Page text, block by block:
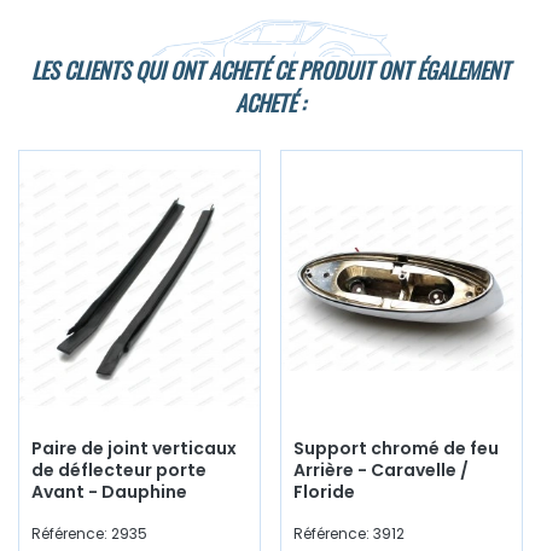
LES CLIENTS QUI ONT ACHETÉ CE PRODUIT ONT ÉGALEMENT
ACHETÉ :
Paire de joint verticaux
de déflecteur porte
Avant - Dauphine
Référence: 2935
Support chromé de feu
Arrière - Caravelle /
Floride
Référence: 3912